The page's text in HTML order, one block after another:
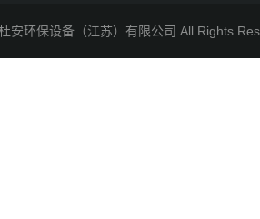
安环保设备（江苏）有限公司 All Rights